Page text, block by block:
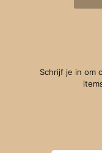
Schrijf je in om